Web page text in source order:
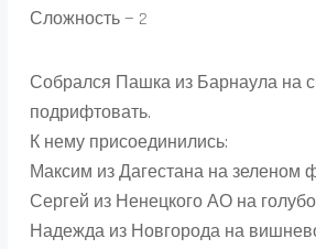
Сложность — 2
Собрался Пашка из Барнаула на
подрифтовать.
К нему присоединились:
Максим из Дагестана на зеленом
Сергей из Ненецкого АО на
Надежда из Новгорода на